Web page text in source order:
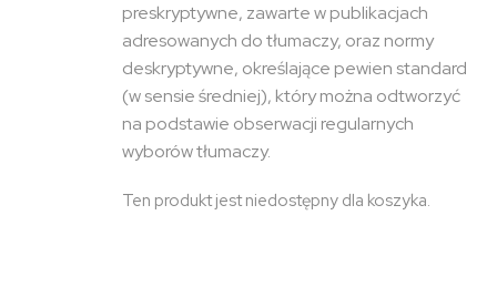
preskryptywne, zawarte w publikacjach
adresowanych do tłumaczy, oraz normy
deskryptywne, określające pewien standard
(w sensie średniej), który można odtworzyć
na podstawie obserwacji regularnych
wyborów tłumaczy.
Ten produkt jest niedostępny dla koszyka.